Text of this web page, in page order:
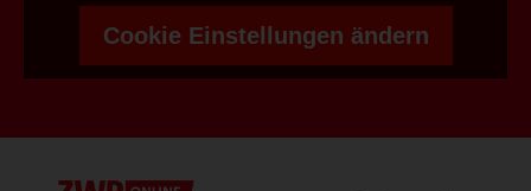
Cookie Einstellungen ändern